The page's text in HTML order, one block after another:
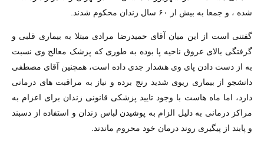
شده ، و جمعا به بیش از ۶۰ سال زندان محکوم شدند.
گفتنی است از این میان آقای حمیدرضا مرادی مبتلا به بیماری قلبی و
گرفتگی بالای عروق ناحیه پا بوده به طوری که پزشک معالج وی نسبت
به از دست دادن پای وی هشدار جدی داده است، همچنین آقای مصطفی
دانشجو از بیماری ریوی شدید رنج برده و نیاز به مراقبت های درمانی
دارد، اما ماه هاست با وجود تایید پزشکی قانونی زندان برای اعزام به
مراکز درمانی به دلیل الزام به پوشیدن لباس زندان و استفاده از دسبند
و پابند از پیگیری روند درمان خود محروم ماندند.